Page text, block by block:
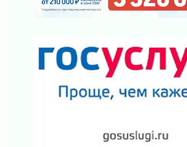
Ленобласть отмечает День
«Активное лето»
02 августа 2026
Ленобласть отметила заслуги
регионом и страной
02 августа 2026